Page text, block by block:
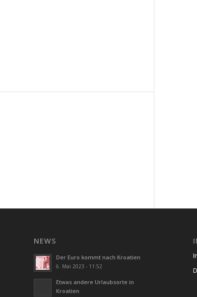
NEWS
Der Euro kommt nach Kroatien
6. Mai 2023 - 11:52
Etwas andere Urlaubsorte in
Kroatien